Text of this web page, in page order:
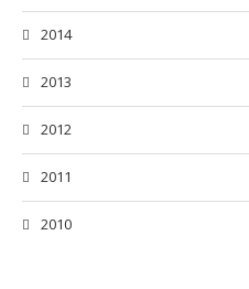
2014
2013
2012
2011
2010